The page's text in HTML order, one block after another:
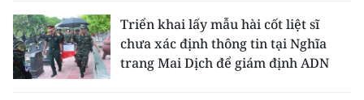
Triển khai lấy mẫu hài cốt liệt sĩ
chưa xác định thông tin tại Nghĩa
trang Mai Dịch để giám định ADN